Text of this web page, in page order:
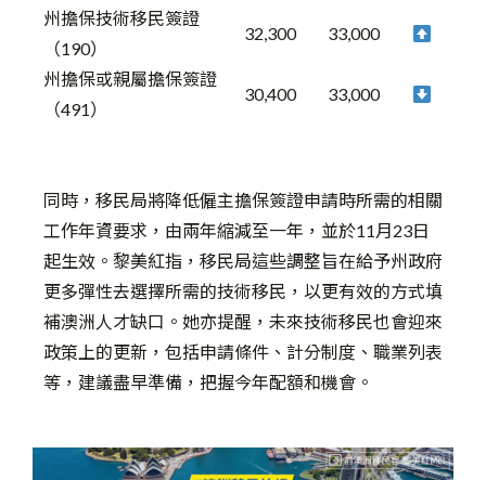
州擔保技術移民簽證
（190）
32,300 33,000
州擔保或親屬擔保簽證
（491）
30,400 33,000
同時，移民局將降低僱主擔保簽證申請時所需的相關
工作年資要求，由兩年縮減至一年，並於11月23日
起生效。黎美紅指，移民局這些調整旨在給予州政府
更多彈性去選擇所需的技術移民，以更有效的方式填
補澳洲人才缺口。她亦提醒，未來技術移民也會迎來
政策上的更新，包括申請條件、計分制度、職業列表
等，建議盡早準備，把握今年配額和機會。